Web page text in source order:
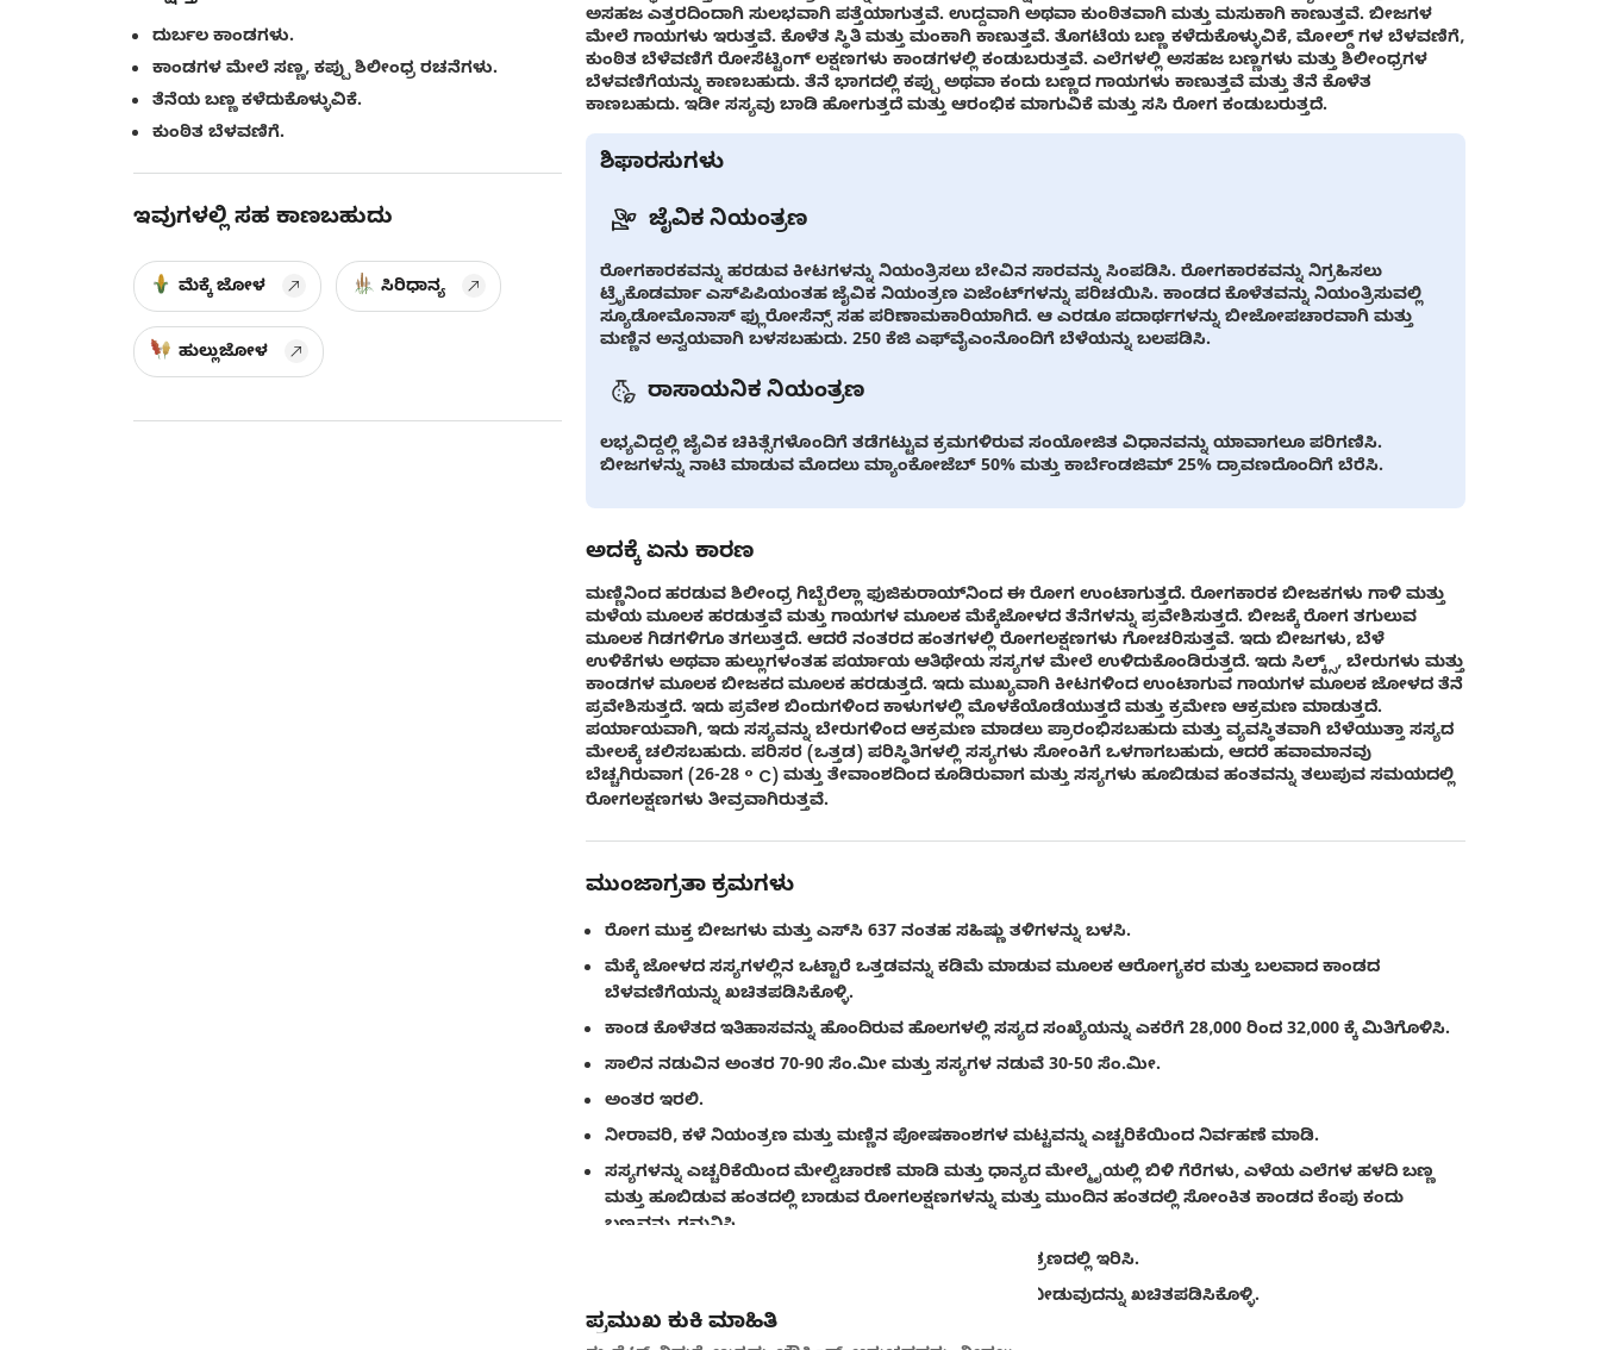
ದುರ್ಬಲ ಕಾಂಡಗಳು.
ಕಾಂಡಗಳ ಮೇಲೆ ಸಣ್ಣ, ಕಪ್ಪು ಶಿಲೀಂಧ್ರ ರಚನೆಗಳು.
ತೆನೆಯ ಬಣ್ಣ ಕಳೆದುಕೊಳ್ಳುವಿಕೆ.
ಕುಂಠಿತ ಬೆಳವಣಿಗೆ.
ಇವುಗಳಲ್ಲಿ ಸಹ ಕಾಣಬಹುದು
ಮೆಕ್ಕೆ ಜೋಳ ಸಿರಿಧಾನ್ಯ
ಹುಲ್ಲುಜೋಳ
ಅಸಹಜ ಎತ್ತರದಿಂದಾಗಿ ಸುಲಭವಾಗಿ ಪತ್ತೆಯಾಗುತ್ತವೆ. ಉದ್ದವಾಗಿ ಅಥವಾ ಕುಂಠಿತವಾಗಿ ಮತ್ತು ಮಸುಕಾಗಿ ಕಾಣುತ್ತವೆ. ಬೀಜಗಳ
ಮೇಲೆ ಗಾಯಗಳು ಇರುತ್ತವೆ. ಕೊಳೆತ ಸ್ಥಿತಿ ಮತ್ತು ಮಂಕಾಗಿ ಕಾಣುತ್ತವೆ. ತೊಗಟೆಯ ಬಣ್ಣ ಕಳೆದುಕೊಳ್ಳುವಿಕೆ, ಮೋಲ್ಡ್ ಗಳ ಬೆಳವಣಿಗೆ,
ಕುಂಠಿತ ಬೆಳೆವಣಿಗೆ ರೋಸೆಟ್ಟಿಂಗ್ ಲಕ್ಷಣಗಳು ಕಾಂಡಗಳಲ್ಲಿ ಕಂಡುಬರುತ್ತವೆ. ಎಲೆಗಳಲ್ಲಿ ಅಸಹಜ ಬಣ್ಣಗಳು ಮತ್ತು ಶಿಲೀಂಧ್ರಗಳ
ಬೆಳವಣಿಗೆಯನ್ನು ಕಾಣಬಹುದು. ತೆನೆ ಭಾಗದಲ್ಲಿ ಕಪ್ಪು ಅಥವಾ ಕಂದು ಬಣ್ಣದ ಗಾಯಗಳು ಕಾಣುತ್ತವೆ ಮತ್ತು ತೆನೆ ಕೊಳೆತ
ಕಾಣಬಹುದು. ಇಡೀ ಸಸ್ಯವು ಬಾಡಿ ಹೋಗುತ್ತದೆ ಮತ್ತು ಆರಂಭಿಕ ಮಾಗುವಿಕೆ ಮತ್ತು ಸಸಿ ರೋಗ ಕಂಡುಬರುತ್ತದೆ.
ಶಿಫಾರಸುಗಳು
ಜೈವಿಕ ನಿಯಂತ್ರಣ
ರೋಗಕಾರಕವನ್ನು ಹರಡುವ ಕೀಟಗಳನ್ನು ನಿಯಂತ್ರಿಸಲು ಬೇವಿನ ಸಾರವನ್ನು ಸಿಂಪಡಿಸಿ. ರೋಗಕಾರಕವನ್ನು ನಿಗ್ರಹಿಸಲು
ಟ್ರೈಕೊಡರ್ಮಾ ಎಸ್‌ಪಿಪಿಯಂತಹ ಜೈವಿಕ ನಿಯಂತ್ರಣ ಏಜೆಂಟ್‌ಗಳನ್ನು ಪರಿಚಯಿಸಿ. ಕಾಂಡದ ಕೊಳೆತವನ್ನು ನಿಯಂತ್ರಿಸುವಲ್ಲಿ
ಸ್ಯೂಡೋಮೊನಾಸ್ ಫ್ಲುರೋಸೆನ್ಸ್ ಸಹ ಪರಿಣಾಮಕಾರಿಯಾಗಿದೆ. ಆ ಎರಡೂ ಪದಾರ್ಥಗಳನ್ನು ಬೀಜೋಪಚಾರವಾಗಿ ಮತ್ತು
ಮಣ್ಣಿನ ಅನ್ವಯವಾಗಿ ಬಳಸಬಹುದು. 250 ಕೆಜಿ ಎಫ್‌ವೈಎಂನೊಂದಿಗೆ ಬೆಳೆಯನ್ನು ಬಲಪಡಿಸಿ.
ರಾಸಾಯನಿಕ ನಿಯಂತ್ರಣ
ಲಭ್ಯವಿದ್ದಲ್ಲಿ ಜೈವಿಕ ಚಿಕಿತ್ಸೆಗಳೊಂದಿಗೆ ತಡೆಗಟ್ಟುವ ಕ್ರಮಗಳಿರುವ ಸಂಯೋಜಿತ ವಿಧಾನವನ್ನು ಯಾವಾಗಲೂ ಪರಿಗಣಿಸಿ.
ಬೀಜಗಳನ್ನು ನಾಟಿ ಮಾಡುವ ಮೊದಲು ಮ್ಯಾಂಕೋಜೆಬ್ 50% ಮತ್ತು ಕಾರ್ಬೆಂಡಜಿಮ್ 25% ದ್ರಾವಣದೊಂದಿಗೆ ಬೆರೆಸಿ.
ಅದಕ್ಕೆ ಏನು ಕಾರಣ
ಮಣ್ಣಿನಿಂದ ಹರಡುವ ಶಿಲೀಂಧ್ರ ಗಿಬ್ಬೆರೆಲ್ಲಾ ಫುಜಿಕುರಾಯ್‌ನಿಂದ ಈ ರೋಗ ಉಂಟಾಗುತ್ತದೆ. ರೋಗಕಾರಕ ಬೀಜಕಗಳು ಗಾಳಿ ಮತ್ತು
ಮಳೆಯ ಮೂಲಕ ಹರಡುತ್ತವೆ ಮತ್ತು ಗಾಯಗಳ ಮೂಲಕ ಮೆಕ್ಕೆಜೋಳದ ತೆನೆಗಳನ್ನು ಪ್ರವೇಶಿಸುತ್ತದೆ. ಬೀಜಕ್ಕೆ ರೋಗ ತಗುಲುವ
ಮೂಲಕ ಗಿಡಗಳಿಗೂ ತಗಲುತ್ತದೆ. ಆದರೆ ನಂತರದ ಹಂತಗಳಲ್ಲಿ ರೋಗಲಕ್ಷಣಗಳು ಗೋಚರಿಸುತ್ತವೆ. ಇದು ಬೀಜಗಳು, ಬೆಳೆ
ಉಳಿಕೆಗಳು ಅಥವಾ ಹುಲ್ಲುಗಳಂತಹ ಪರ್ಯಾಯ ಆತಿಥೇಯ ಸಸ್ಯಗಳ ಮೇಲೆ ಉಳಿದುಕೊಂಡಿರುತ್ತದೆ. ಇದು ಸಿಲ್ಕ್ಸ್, ಬೇರುಗಳು ಮತ್ತು
ಕಾಂಡಗಳ ಮೂಲಕ ಬೀಜಕದ ಮೂಲಕ ಹರಡುತ್ತದೆ. ಇದು ಮುಖ್ಯವಾಗಿ ಕೀಟಗಳಿಂದ ಉಂಟಾಗುವ ಗಾಯಗಳ ಮೂಲಕ ಜೋಳದ ತೆನೆ
ಪ್ರವೇಶಿಸುತ್ತದೆ. ಇದು ಪ್ರವೇಶ ಬಿಂದುಗಳಿಂದ ಕಾಳುಗಳಲ್ಲಿ ಮೊಳಕೆಯೊಡೆಯುತ್ತದೆ ಮತ್ತು ಕ್ರಮೇಣ ಆಕ್ರಮಣ ಮಾಡುತ್ತದೆ.
ಪರ್ಯಾಯವಾಗಿ, ಇದು ಸಸ್ಯವನ್ನು ಬೇರುಗಳಿಂದ ಆಕ್ರಮಣ ಮಾಡಲು ಪ್ರಾರಂಭಿಸಬಹುದು ಮತ್ತು ವ್ಯವಸ್ಥಿತವಾಗಿ ಬೆಳೆಯುತ್ತಾ ಸಸ್ಯದ
ಮೇಲಕ್ಕೆ ಚಲಿಸಬಹುದು. ಪರಿಸರ (ಒತ್ತಡ) ಪರಿಸ್ಥಿತಿಗಳಲ್ಲಿ ಸಸ್ಯಗಳು ಸೋಂಕಿಗೆ ಒಳಗಾಗಬಹುದು, ಆದರೆ ಹವಾಮಾನವು
ಬೆಚ್ಚಗಿರುವಾಗ (26-28 ° C) ಮತ್ತು ತೇವಾಂಶದಿಂದ ಕೂಡಿರುವಾಗ ಮತ್ತು ಸಸ್ಯಗಳು ಹೂಬಿಡುವ ಹಂತವನ್ನು ತಲುಪುವ ಸಮಯದಲ್ಲಿ
ರೋಗಲಕ್ಷಣಗಳು ತೀವ್ರವಾಗಿರುತ್ತವೆ.
ಮುಂಜಾಗ್ರತಾ ಕ್ರಮಗಳು
ರೋಗ ಮುಕ್ತ ಬೀಜಗಳು ಮತ್ತು ಎಸ್‌ಸಿ 637 ನಂತಹ ಸಹಿಷ್ಣು ತಳಿಗಳನ್ನು ಬಳಸಿ.
ಮೆಕ್ಕೆ ಜೋಳದ ಸಸ್ಯಗಳಲ್ಲಿನ ಒಟ್ಟಾರೆ ಒತ್ತಡವನ್ನು ಕಡಿಮೆ ಮಾಡುವ ಮೂಲಕ ಆರೋಗ್ಯಕರ ಮತ್ತು ಬಲವಾದ ಕಾಂಡದ
ಬೆಳವಣಿಗೆಯನ್ನು ಖಚಿತಪಡಿಸಿಕೊಳ್ಳಿ.
ಕಾಂಡ ಕೊಳೆತದ ಇತಿಹಾಸವನ್ನು ಹೊಂದಿರುವ ಹೊಲಗಳಲ್ಲಿ ಸಸ್ಯದ ಸಂಖ್ಯೆಯನ್ನು ಎಕರೆಗೆ 28,000 ರಿಂದ 32,000 ಕ್ಕೆ ಮಿತಿಗೊಳಿಸಿ.
ಸಾಲಿನ ನಡುವಿನ ಅಂತರ 70-90 ಸೆಂ.ಮೀ ಮತ್ತು ಸಸ್ಯಗಳ ನಡುವೆ 30-50 ಸೆಂ.ಮೀ.
ಅಂತರ ಇರಲಿ.
ನೀರಾವರಿ, ಕಳೆ ನಿಯಂತ್ರಣ ಮತ್ತು ಮಣ್ಣಿನ ಪೋಷಕಾಂಶಗಳ ಮಟ್ಟವನ್ನು ಎಚ್ಚರಿಕೆಯಿಂದ ನಿರ್ವಹಣೆ ಮಾಡಿ.
ಸಸ್ಯಗಳನ್ನು ಎಚ್ಚರಿಕೆಯಿಂದ ಮೇಲ್ವಿಚಾರಣೆ ಮಾಡಿ ಮತ್ತು ಧಾನ್ಯದ ಮೇಲ್ಮೈಯಲ್ಲಿ ಬಿಳಿ ಗೆರೆಗಳು, ಎಳೆಯ ಎಲೆಗಳ ಹಳದಿ ಬಣ್ಣ
ಮತ್ತು ಹೂಬಿಡುವ ಹಂತದಲ್ಲಿ ಬಾಡುವ ರೋಗಲಕ್ಷಣಗಳನ್ನು ಮತ್ತು ಮುಂದಿನ ಹಂತದಲ್ಲಿ ಸೋಂಕಿತ ಕಾಂಡದ ಕೆಂಪು ಕಂದು
ಬಣ್ಣವನ್ನು ಗಮನಿಸಿ.
ರೋಗಕಾರಕವನ್ನು ಹರಡುವ ಕಾರಣ ಕಾಂಡ ಕೊರಕವನ್ನು ನಿಯಂತ್ರಣದಲ್ಲಿ ಇರಿಸಿ.
ಸಸ್ಯ ಬೆಳವಣಿಗೆಯ ನಂತರದ ಹಂತಗಳಲ್ಲಿ ಉತ್ತಮ ರಸಗೊಬ್ಬರ ನೀಡುವುದನ್ನು ಖಚಿತಪಡಿಸಿಕೊಳ್ಳಿ.
ಸೋಂಕಿತ ಸಸ್ಯಗಳನ್ನು ತೆಗೆದುಹಾಕಿ ಮತ್ತು ಹೂತುಹಾಕಿ.
ಪ್ರಮುಖ ಕುಕಿ ಮಾಹಿತಿ